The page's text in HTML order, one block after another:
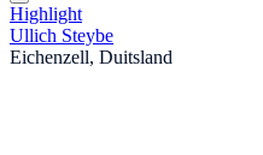
Highlight
Ullich Steybe
Eichenzell, Duitsland